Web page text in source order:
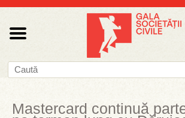
Mastercard continuă